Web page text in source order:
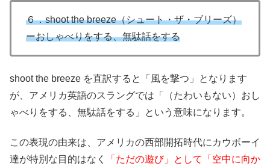
６．shoot the breeze（シュート・ザ・ブリーズ）
ーおしゃべりをする、無駄話をする
shoot the breeze を直訳すると「風を撃つ」となります
が、アメリカ英語のスラングでは「（たわいもない）おし
ゃべりをする、無駄話をする」という意味になります。
この表現の由来は、アメリカの西部開拓時代にカウボーイ
達が特別な目的はなく
「ただの遊び」として「空中に向か